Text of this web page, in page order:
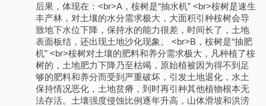
后果，体现在：<br>A，桉树是“抽水机” <br>桉树是速生
丰产林，对土壤的水分需求极大，大面积引种桉树会导
致地下水位下降，保持水的能力很差，时间长了，土地
表面板结，还出现土地沙化现象。 <br>B，桉树是“抽肥
机” <br>桉树对土壤的肥料和养分需求极大，凡种植了桉
树的，土地肥力下降乃至枯竭，原始植被因为得不到足
够的肥料和养分而受到严重破坏，引发土地退化，水土
保持情况恶化，土地贫瘠，到时再引种其他植物根本无
法存活。土壤强度侵蚀比例逐年升高，山体滑坡和洪涝